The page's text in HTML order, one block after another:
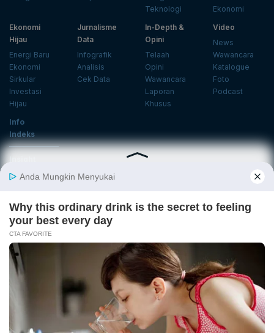
Teknologi
Ekonomi
Ekonomi
Hijau
Energi Baru
Ekonomi
Sirkular
Investasi
Hijau
Jurnalisme
Data
Infografik
Analisis
Cek Data
In-Depth &
Opini
Telaah
Opini
Wawancara
Laporan
Khusus
Video
News
Wawancara
Katalogue
Foto
Podcast
Info
Indeks
Center
Databoks
KatadataOto
Langganan Newsletter
Email
Daftar
Ikuti Kami